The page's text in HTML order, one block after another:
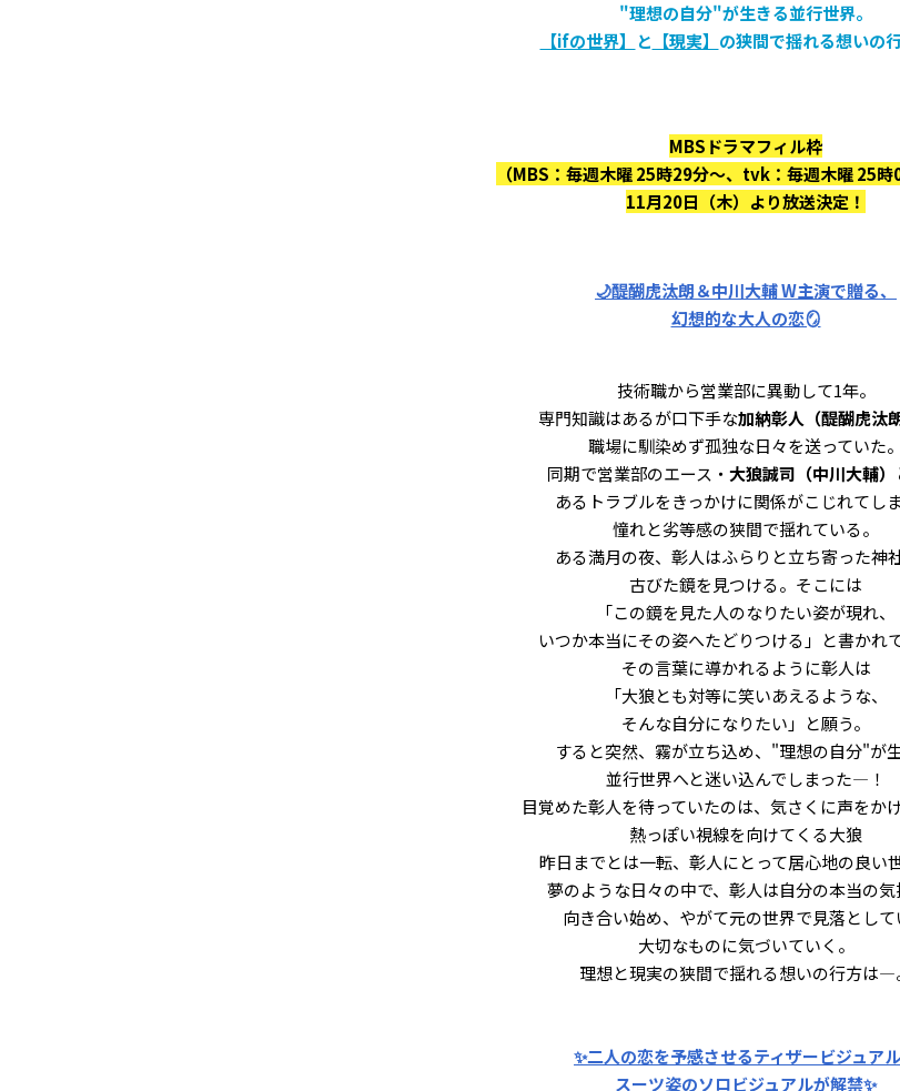
"理想の自分"が生きる並行世界。
【ifの世界】
と 【現実】 の狭間で揺れる想いの行
MBSドラマフィル枠
（MBS：毎週木曜 25時29分～、tvk：毎週木曜 25時
11月20日（木）より放送決定！
🌙醍醐虎汰朗＆中川大輔 W主演で贈る、
幻想的な大人の恋🪞
技術職から営業部に異動して1年。
専門知識はあるが口下手な加納彰人（醍醐虎汰朗
職場に馴染めず孤独な日々を送っていた。
同期で営業部のエース・ 大狼誠司（中川大輔）
あるトラブルをきっかけに関係がこじれてしま
憧れと劣等感の狭間で揺れている。
ある満月の夜、彰人はふらりと立ち寄った神社
古びた鏡を見つける。そこには
「この鏡を見た人のなりたい姿が現れ、
いつか本当にその姿へたどりつける」と書かれ
その言葉に導かれるように彰人は
「大狼とも対等に笑いあえるような、
そんな自分になりたい」と願う。
すると突然、霧が立ち込め、"理想の自分"が
並行世界へと迷い込んでしまった―！
目覚めた彰人を待っていたのは、気さくに声をか
熱っぽい視線を向けてくる大狼――
昨日までとは一転、彰人にとって居心地の良い
夢のような日々の中で、彰人は自分の本当の気
向き合い始め、やがて元の世界で見落として
大切なものに気づいていく。
理想と現実の狭間で揺れる想いの行方は―
✨二人の恋を予感させるティザービジュア
スーツ姿のソロビジュアルが解禁✨